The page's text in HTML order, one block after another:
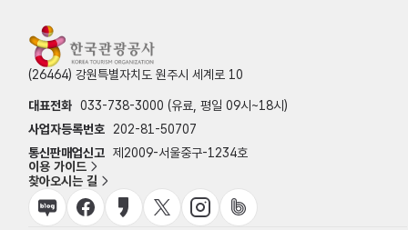
(26464) 강원특별자치도 원주시 세계로 10
대표전화 033-738-3000 (유료, 평일 09시~18시)
사업자등록번호
202-81-50707
통신판매업신고 제2009-서울중구-1234호
이용 가이드
찾아오시는 길